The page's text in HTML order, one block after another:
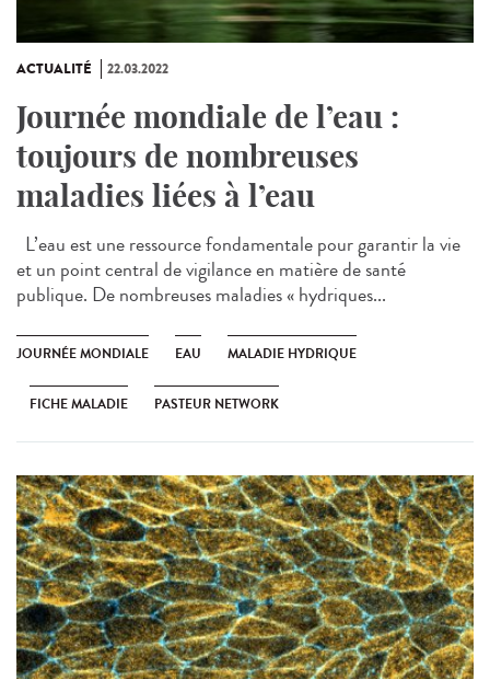
ACTUALITÉ 22.03.2022
Journée mondiale de l’eau :
toujours de nombreuses
maladies liées à l’eau
L’eau est une ressource fondamentale pour garantir la vie
et un point central de vigilance en matière de santé
publique. De nombreuses maladies « hydriques...
JOURNÉE MONDIALE EAU MALADIE HYDRIQUE
FICHE MALADIE PASTEUR NETWORK